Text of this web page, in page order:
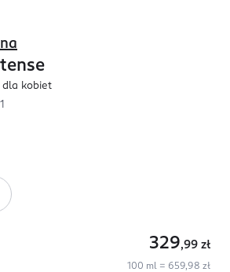
dla kobiet
329,99 zł
100 ml = 659,98 zł